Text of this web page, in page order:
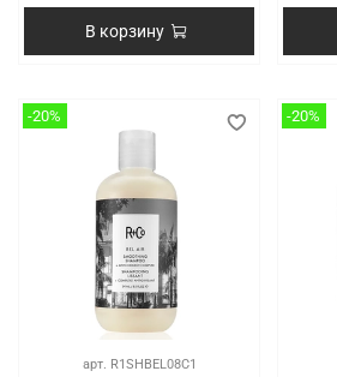
В корзину
-20%
арт. R1SHBEL08C1
-20%